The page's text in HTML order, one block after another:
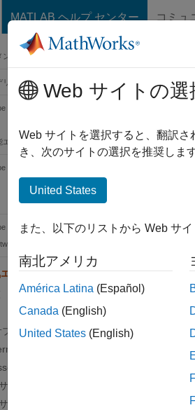
MATLAB ヘルプ センター コミュ
ンテーションのホーム
リング
Fluids
エネルギーおよび持続可能性
Fluids
Fluids
Interfaces ライブラリ
ネルギー貯蔵システム
システム
Store サブシステム
サブシステム
ブシステム
ブシステム
液
この例
れた
冷気
発電
電力
充電
Web サイトの選
Web サイトを選択すると、翻訳
き、次のサイトの選択を推奨しま
United States
また、以下のリストから Web サ
南北アメリカ
América Latina (Español)
Canada (English)
United States (English)